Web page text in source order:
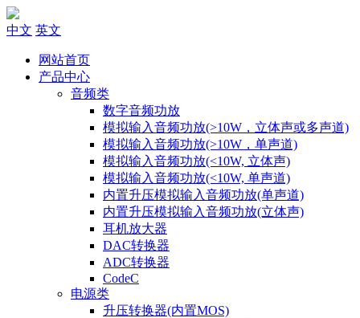
中文 英文
网站首页
产品中心
音频类
数字音频功放
模拟输入音频功放(>10W，立体声或多声道)
模拟输入音频功放(>10W，单声道)
模拟输入音频功放(<10W, 立体声)
模拟输入音频功放(<10W, 单声道)
内置升压模拟输入音频功放(单声道)
内置升压模拟输入音频功放(立体声)
耳机放大器
DAC转换器
ADC转换器
CodeC
电源类
升压转换器(内置MOS)